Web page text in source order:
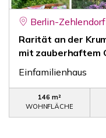
Berlin-Zehlendorf
Rarität an der
mit zauberhaftem
Einfamilienhaus
146 m²
WOHNFLÄCHE